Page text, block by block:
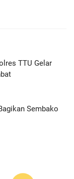
TTU Gelar
Sembako